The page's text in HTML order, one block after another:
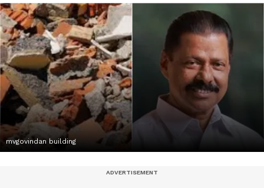
mvgovindan building